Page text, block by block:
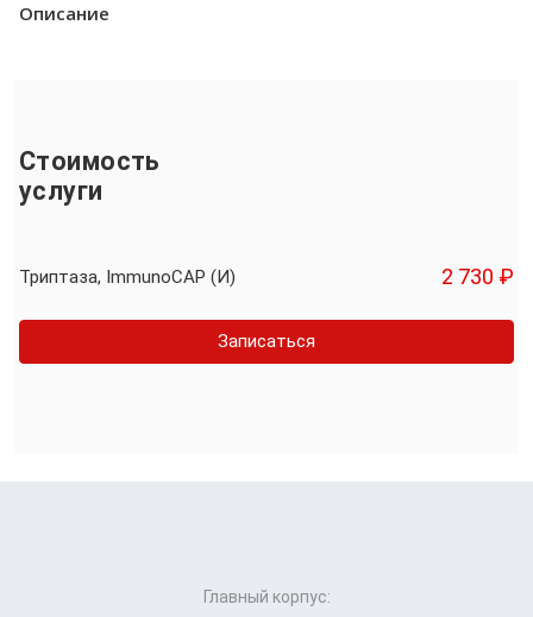
Описание
Стоимость
услуги
Триптаза, ImmunoCAP (И) 2 730 ₽
Записаться
Главный корпус: